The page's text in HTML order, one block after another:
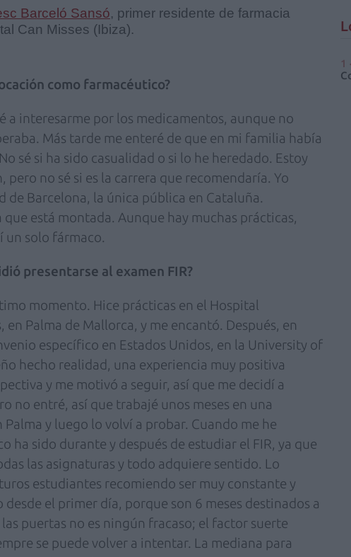
Barceló Sansó, primer residente de farmacia
Can Misses (Ibiza).
como farmacéutico?
a interesarme por los medicamentos, aunque no
Más tarde me enteré de que en mi familia había
sé si ha sido casualidad o si lo he heredado. Estoy
no sé si es la carrera que recomendaría. Yo
de Barcelona, la única pública en Cataluña.
está montada. Aunque hay muchas prácticas,
un solo fármaco.
presentarse al examen FIR?
momento. Hice prácticas en el Hospital
en Palma de Mallorca, y me encantó. Después, en
específico en Estados Unidos, en la University of
hecho realidad, una experiencia muy positiva
y me motivó a seguir, así que me decidí a
no entré, así que trabajé unos meses en una
y luego lo volví a probar. Cuando me he
ha sido durante y después de estudiar el FIR, ya que
las asignaturas y todo adquiere sentido. Lo
estudiantes recomiendo ser muy constante y
desde el primer día, porque son 6 meses destinados a
puertas no es ningún fracaso; el factor suerte
se puede volver a intentar. La mediana para